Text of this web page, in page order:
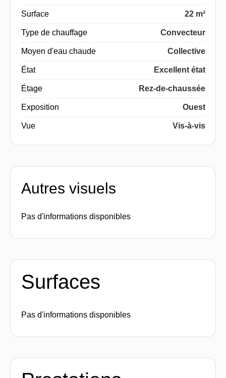
Surface 22 m²
Type de chauffage Convecteur
Moyen d'eau chaude Collective
État Excellent état
Étage Rez-de-chaussée
Exposition Ouest
Vue Vis-à-vis
Autres visuels
Pas d'informations disponibles
Surfaces
Pas d'informations disponibles